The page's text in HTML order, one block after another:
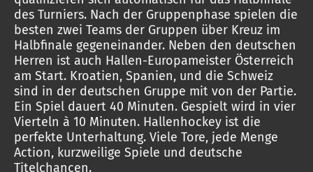
des Turniers. Nach der Gruppenphase spielen die
besten zwei Teams der Gruppen über Kreuz im
Halbfinale gegeneinander. Neben den deutschen
Herren ist auch Hallen-Europameister Österreich
am Start. Kroatien, Spanien, und die Schweiz
sind in der deutschen Gruppe mit von der Partie.
Ein Spiel dauert 40 Minuten. Gespielt wird in vier
Vierteln à 10 Minuten. Hallenhockey ist die
perfekte Unterhaltung. Viele Tore, jede Menge
Action, kurzweilige Spiele und deutsche
Titelchancen.